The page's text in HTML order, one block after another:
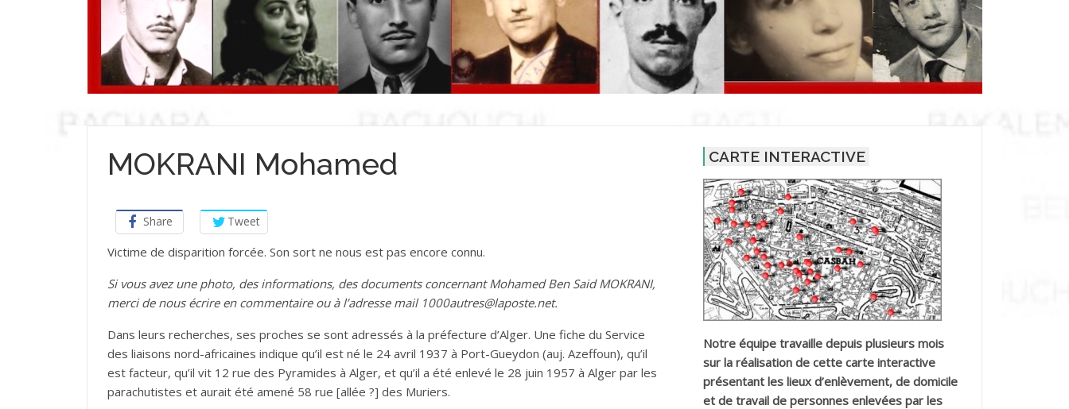
MOKRANI Mohamed
Share Tweet
­Victime de disparition forcée. Son sort ne nous est pas encore connu.
Si vous avez une photo, des informations, des documents concernant Mohamed Ben Said MOKRANI,
merci de nous écrire en commentaire ou à l’adresse mail 1000autres@laposte.net.
Dans leurs recherches, ses proches se sont adressés à la préfecture d’Alger. Une fiche du Service
des liaisons nord-africaines indique qu’il est né le 24 avril 1937 à Port-Gueydon (auj. Azeffoun), qu’il
est facteur, qu’il vit 12 rue des Pyramides à Alger, et qu’il a été enlevé le 28 juin 1957 à Alger par les
parachutistes et aurait été amené 58 rue [allée ?] des Muriers.
CARTE INTERACTIVE
Notre équipe travaille depuis plusieurs mois
sur la réalisation de cette carte interactive
présentant les lieux d’enlèvement, de domicile
et de travail de personnes enlevées par les